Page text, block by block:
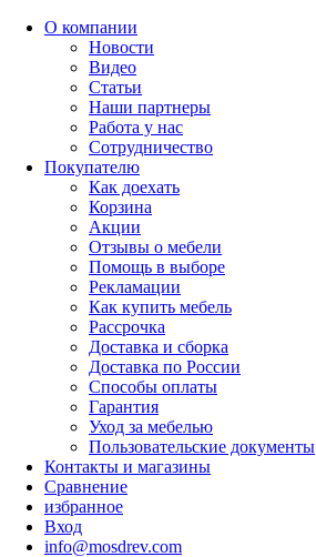
О компании
Новости
Видео
Статьи
Наши партнеры
Работа у нас
Сотрудничество
Покупателю
Как доехать
Корзина
Акции
Отзывы о мебели
Помощь в выборе
Рекламации
Как купить мебель
Рассрочка
Доставка и сборка
Доставка по России
Способы оплаты
Гарантия
Уход за мебелью
Пользовательские документы
Контакты и магазины
Сравнение
избранное
Вход
info@mosdrev.com